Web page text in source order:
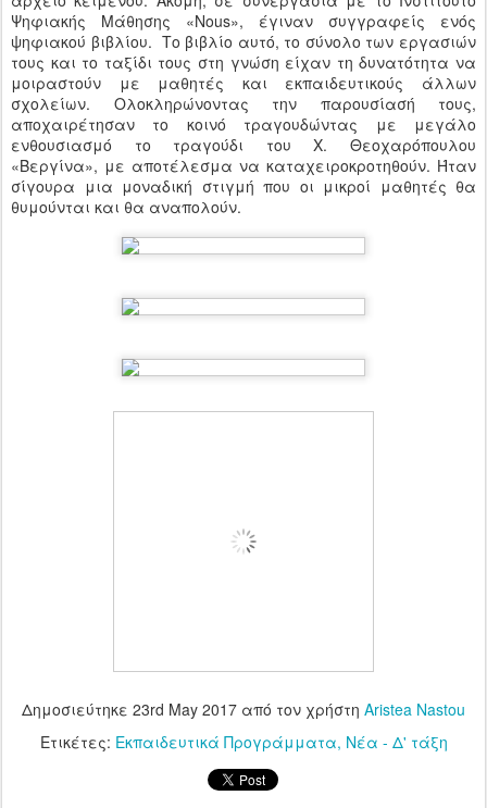
Ψηφιακής Μάθησης «Nous», έγιναν συγγραφείς ενός
ψηφιακού βιβλίου. Το βιβλίο αυτό, το σύνολο των εργασιών
τους και το ταξίδι τους στη γνώση είχαν τη δυνατότητα να
μοιραστούν με μαθητές και εκπαιδευτικούς άλλων
σχολείων. Ολοκληρώνοντας την παρουσίασή τους,
αποχαιρέτησαν το κοινό τραγουδώντας με μεγάλο
ενθουσιασμό το τραγούδι του Χ. Θεοχαρόπουλου
«Βεργίνα», με αποτέλεσμα να καταχειροκροτηθούν. Ήταν
σίγουρα μια μοναδική στιγμή που οι μικροί μαθητές θα
θυμούνται και θα αναπολούν.
Δημοσιεύτηκε 23rd May 2017 από τον χρήστη Aristea Nastou
Ετικέτες: Εκπαιδευτικά Προγράμματα Νέα - Δ' τάξη